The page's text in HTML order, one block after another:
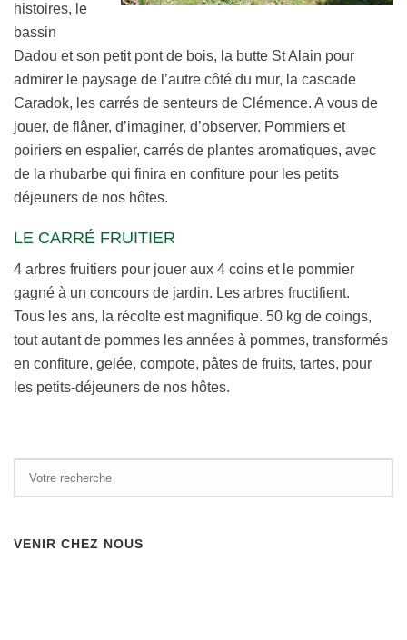
histoires, le
bassin
Dadou et son petit pont de bois, la butte St Alain pour
admirer le paysage de l’autre côté du mur, la cascade
Caradok, les carrés de senteurs de Clémence. A vous de
jouer, de flâner, d’imaginer, d’observer. Pommiers et
poiriers en espalier, carrés de plantes aromatiques, avec
de la rhubarbe qui finira en confiture pour les petits
déjeuners de nos hôtes.
LE CARRÉ FRUITIER
4 arbres fruitiers pour jouer aux 4 coins et le pommier
gagné à un concours de jardin. Les arbres fructifient.
Tous les ans, la récolte est magnifique. 50 kg de coings,
tout autant de pommes les années à pommes, transformés
en confiture, gelée, compote, pâtes de fruits, tartes, pour
les petits-déjeuners de nos hôtes.
VENIR CHEZ NOUS